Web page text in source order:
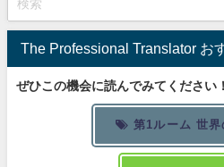
The Professional Translator お
ぜひこの機会に読んでみてください！
第1ルーム 世界